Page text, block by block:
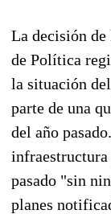
La decisión
de Política
la situación
parte de una
del año
pasado "sin
planes